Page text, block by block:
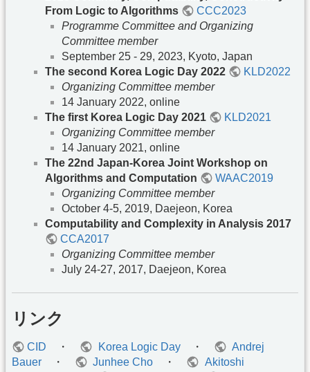
From Logic to Algorithms
CCC2023
Programme Committee and Organizing
Committee member
September 25 - 29, 2023, Kyoto, Japan
The second Korea Logic Day 2022
KLD2022
Organizing Committee member
14 January 2022, online
The first Korea Logic Day 2021
KLD2021
Organizing Committee member
14 January 2021, online
The 22nd Japan-Korea Joint Workshop on
Algorithms and Computation
WAAC2019
Organizing Committee member
October 4-5, 2019, Daejeon, Korea
Computability and Complexity in Analysis 2017
CCA2017
Organizing Committee member
July 24-27, 2017, Daejeon, Korea
リンク
CID ・ Korea Logic Day・
Andrej
Bauer ・ Junhee Cho ・
Akitoshi